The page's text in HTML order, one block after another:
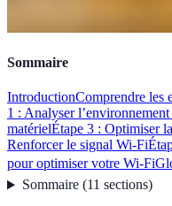
Sommaire
IntroductionComprendre les
1 : Analyser
matérielÉtape 3 : Optimiser
Renforcer le signal Wi-Fi
pour optimiser votre Wi-Fi
Sommaire(11 sections)